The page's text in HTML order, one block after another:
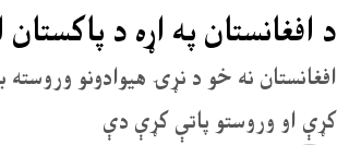
د افغانستان په اړه د
افغانستان نه خو د نړۍ هیوادونو
کړې او وروستو پاتې کړې دې